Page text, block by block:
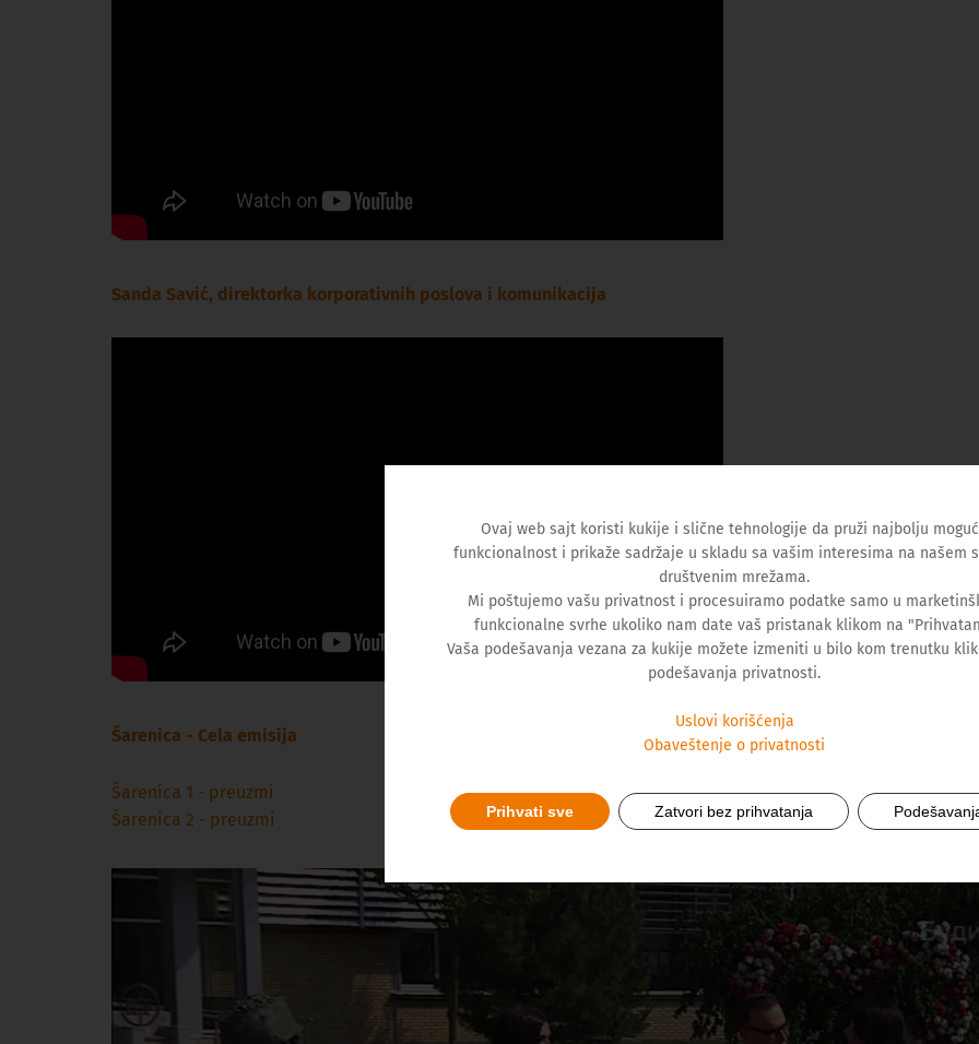
Sanda Savić, direktorka korporativnih poslova i komunikacija
Šarenica - Cela emisija
Šarenica 1 - preuzmi
Šarenica 2 - preuzmi
Ovaj web sajt koristi kukije i slične tehnologije da pruži najbolju
funkcionalnost i prikaže sadržaje u skladu sa vašim interesima na našem
društvenim mrežama.
Mi poštujemo vašu privatnost i procesuiramo podatke samo u
funkcionalne svrhe ukoliko nam date vaš pristanak klikom na
Vaša podešavanja vezana za kukije možete izmeniti u bilo kom trenutku
podešavanja privatnosti.
Uslovi korišćenja
Obaveštenje o privatnosti
Prihvati sve Zatvori bez prihvatanja